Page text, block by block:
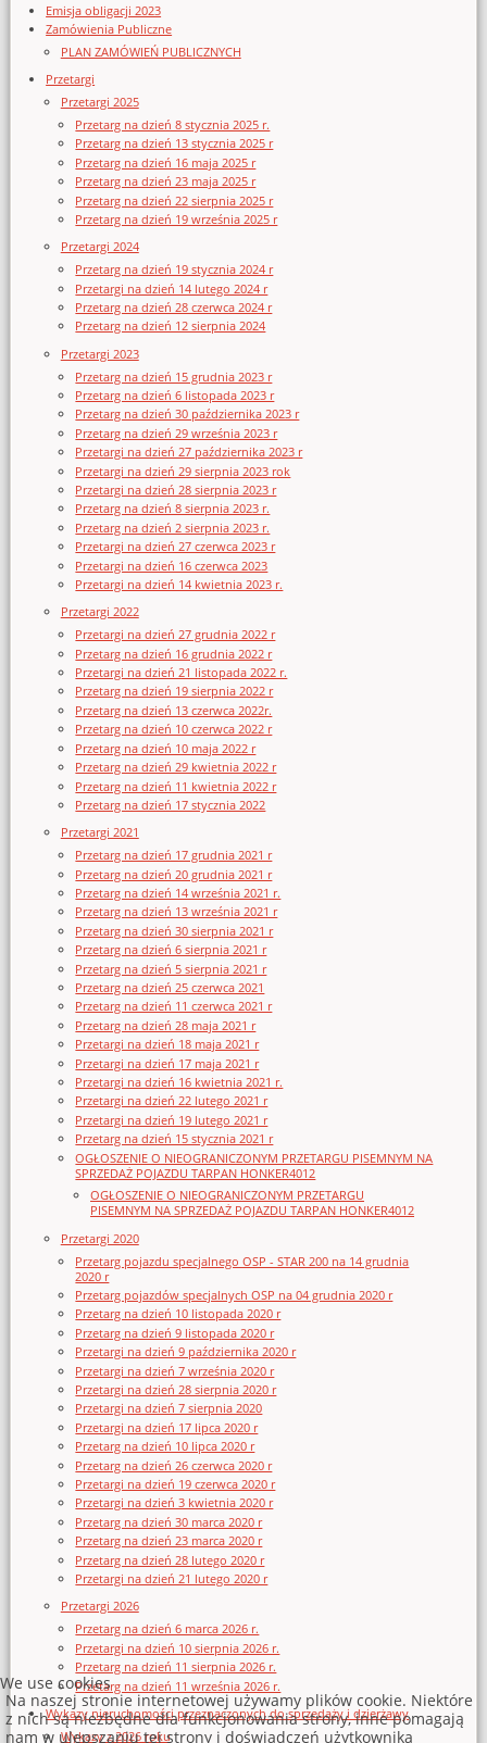
Emisja obligacji 2023
Zamówienia Publiczne
PLAN ZAMÓWIEŃ PUBLICZNYCH
Przetargi
Przetargi 2025
Przetarg na dzień 8 stycznia 2025 r.
Przetarg na dzień 13 stycznia 2025 r
Przetarg na dzień 16 maja 2025 r
Przetarg na dzień 23 maja 2025 r
Przetarg na dzień 22 sierpnia 2025 r
Przetarg na dzień 19 września 2025 r
Przetargi 2024
Przetarg na dzień 19 stycznia 2024 r
Przetargi na dzień 14 lutego 2024 r
Przetarg na dzień 28 czerwca 2024 r
Przetarg na dzień 12 sierpnia 2024
Przetargi 2023
Przetarg na dzień 15 grudnia 2023 r
Przetarg na dzień 6 listopada 2023 r
Przetarg na dzień 30 października 2023 r
Przetarg na dzień 29 września 2023 r
Przetargi na dzień 27 października 2023 r
Przetargi na dzień 29 sierpnia 2023 rok
Przetargi na dzień 28 sierpnia 2023 r
Przetarg na dzień 8 sierpnia 2023 r.
Przetarg na dzień 2 sierpnia 2023 r.
Przetargi na dzień 27 czerwca 2023 r
Przetargi na dzień 16 czerwca 2023
Przetargi na dzień 14 kwietnia 2023 r.
Przetargi 2022
Przetargi na dzień 27 grudnia 2022 r
Przetarg na dzień 16 grudnia 2022 r
Przetargi na dzień 21 listopada 2022 r.
Przetarg na dzień 19 sierpnia 2022 r
Przetarg na dzień 13 czerwca 2022r.
Przetarg na dzień 10 czerwca 2022 r
Przetarg na dzień 10 maja 2022 r
Przetarg na dzień 29 kwietnia 2022 r
Przetarg na dzień 11 kwietnia 2022 r
Przetarg na dzień 17 stycznia 2022
Przetargi 2021
Przetarg na dzień 17 grudnia 2021 r
Przetarg na dzień 20 grudnia 2021 r
Przetarg na dzień 14 września 2021 r.
Przetarg na dzień 13 września 2021 r
Przetarg na dzień 30 sierpnia 2021 r
Przetarg na dzień 6 sierpnia 2021 r
Przetarg na dzień 5 sierpnia 2021 r
Przetarg na dzień 25 czerwca 2021
Przetarg na dzień 11 czerwca 2021 r
Przetarg na dzień 28 maja 2021 r
Przetargi na dzień 18 maja 2021 r
Przetargi na dzień 17 maja 2021 r
Przetargi na dzień 16 kwietnia 2021 r.
Przetargi na dzień 22 lutego 2021 r
Przetargi na dzień 19 lutego 2021 r
Przetarg na dzień 15 stycznia 2021 r
OGŁOSZENIE O NIEOGRANICZONYM PRZETARGU PISEMNYM NA
SPRZEDAŻ POJAZDU TARPAN HONKER4012
OGŁOSZENIE O NIEOGRANICZONYM PRZETARGU
PISEMNYM NA SPRZEDAŻ POJAZDU TARPAN HONKER4012
Przetargi 2020
Przetarg pojazdu specjalnego OSP - STAR 200 na 14 grudnia
2020 r
Przetarg pojazdów specjalnych OSP na 04 grudnia 2020 r
Przetarg na dzień 10 listopada 2020 r
Przetarg na dzień 9 listopada 2020 r
Przetargi na dzień 9 października 2020 r
Przetargi na dzień 7 września 2020 r
Przetargi na dzień 28 sierpnia 2020 r
Przetargi na dzień 7 sierpnia 2020
Przetargi na dzień 17 lipca 2020 r
Przetarg na dzień 10 lipca 2020 r
Przetarg na dzień 26 czerwca 2020 r
Przetargi na dzień 19 czerwca 2020 r
Przetargi na dzień 3 kwietnia 2020 r
Przetarg na dzień 30 marca 2020 r
Przetarg na dzień 23 marca 2020 r
Przetarg na dzień 28 lutego 2020 r
Przetargi na dzień 21 lutego 2020 r
Przetargi 2026
Przetarg na dzień 6 marca 2026 r.
Przetargi na dzień 10 sierpnia 2026 r.
Przetarg na dzień 11 sierpnia 2026 r.
Przetarg na dzień 11 września 2026 r.
Wykazy nieruchomości przeznaczonych do sprzedaży i dzierżawy
Wykazy z 2026 roku
We use cookies
Na naszej stronie internetowej używamy plików cookie. Niektóre
z nich są niezbędne dla funkcjonowania strony, inne pomagają
nam w ulepszaniu tej strony i doświadczeń użytkownika